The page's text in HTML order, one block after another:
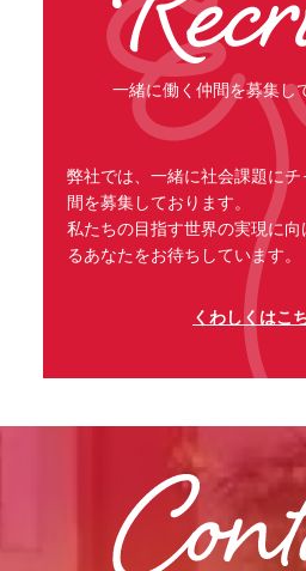
一緒に働く仲間を募集し
弊社では、一緒に社会課題に
間を募集しております。
私たちの目指す世界の実現に
るあなたをお待ちしています。
くわしくはこ